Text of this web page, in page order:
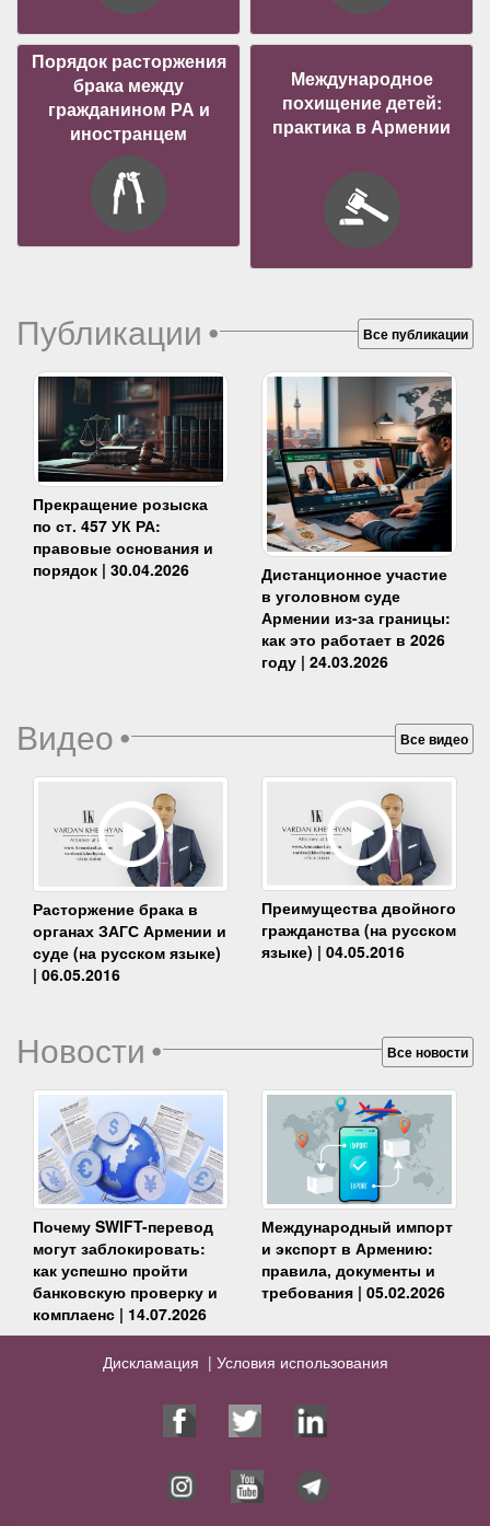
Порядок расторжения
брака между
гражданином РА и
иностранцем
Международное
похищение детей:
практика в Армении
Публикации• Все публикации
Прекращение розыска
по ст. 457 УК РА:
правовые основания и
порядок | 30.04.2026
Дистанционное участие
в уголовном суде
Армении из-за границы:
как это работает в 2026
году | 24.03.2026
Видео• Все видео
Расторжение брака в
органах ЗАГС Армении и
суде (на русском языке)
| 06.05.2016
Преимущества двойного
гражданства (на русском
языке) | 04.05.2016
Новости• Все новости
Почему SWIFT-перевод
могут заблокировать:
как успешно пройти
банковскую проверку и
комплаенс | 14.07.2026
Международный импорт
и экспорт в Армению:
правила, документы и
требования | 05.02.2026
Дискламация | Условия использования